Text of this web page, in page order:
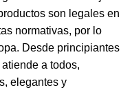
son legales en
normativas, por lo
Desde principiantes
a todos,
elegantes y